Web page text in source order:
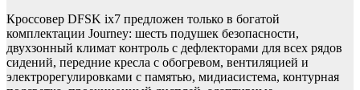
Кроссовер DFSK ix7 предложен только в богатой
комплектации Journey: шесть подушек безопасности,
двухзонный климат контроль с дефлекторами для всех рядов
сидений, передние кресла с обогревом, вентиляцией и
электрорегулировками с памятью, мидиасистема, контурная